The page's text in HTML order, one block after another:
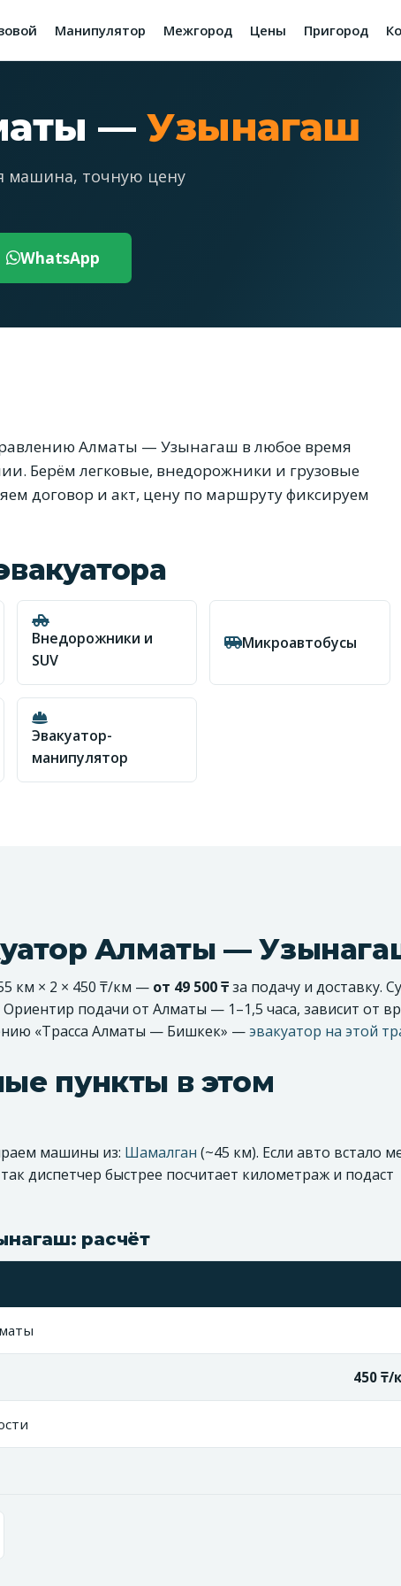
Манипулятор Межгород Цены Пригород
—Узынагаш
машина, точную цену
WhatsApp
Алматы — Узынагаш в любое время
Берём легковые, внедорожники и грузовые
договор и акт, цену по маршруту фиксируем
Внедорожники и
SUV
Микроавтобусы
Эвакуатор-
манипулятор
Алматы —
км × 2 × 450 ₸/км — от 49 500 ₸за подачу и доставку.
подачи от Алматы — 1–1,5 часа, зависит от
«Трасса Алматы — Бишкек» —эвакуатор на этой
пункты в этом
машины из: Шамалган (~45 км). Если авто встало
диспетчер быстрее посчитает километраж и подаст
расчёт
450 ₸/